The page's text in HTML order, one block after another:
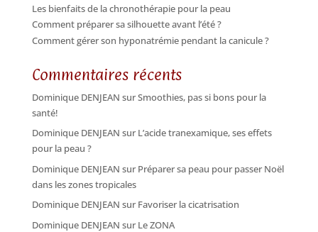
Les bienfaits de la chronothérapie pour la peau
Comment préparer sa silhouette avant l’été ?
Comment gérer son hyponatrémie pendant la canicule ?
Commentaires récents
Dominique DENJEAN surSmoothies, pas si bons pour la
santé!
Dominique DENJEAN surL’acide tranexamique, ses effets
pour la peau ?
Dominique DENJEAN surPréparer sa peau pour passer Noël
dans les zones tropicales
Dominique DENJEAN surFavoriser la cicatrisation
Dominique DENJEAN surLe ZONA